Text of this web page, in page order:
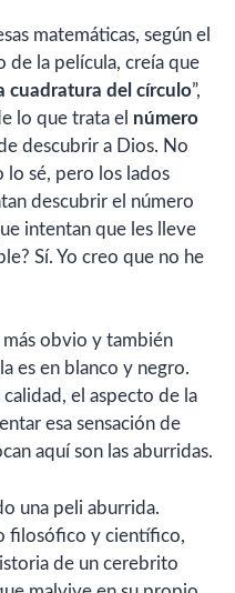
matemáticas, según el
de la película, creía que
cuadratura del círculo”,
lo que trata el número
descubrir a Dios. No
lo sé, pero los lados
descubrir el número
intentan que les lleve
Sí. Yo creo que no he
más obvio y también
es en blanco y negro.
el aspecto de la
esa sensación de
aquí son las aburridas.
una peli aburrida.
filosófico y científico,
de un cerebrito